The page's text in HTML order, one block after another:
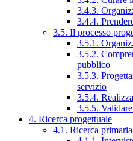
3.4.3.
3.4.4.
3.5. Il processo
3.5.1.
3.5.2.
pubblico
3.5.3.
servizio
3.5.4.
3.5.5.
4. Ricerca progettuale
4.1. Ricerca primaria